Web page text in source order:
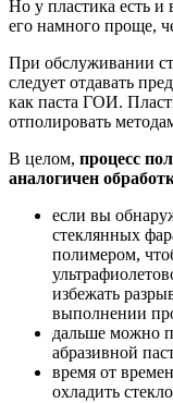
Но у пластика есть и
его намного проще,
При обслуживании
следует отдавать
как паста ГОИ.
отполировать
В целом, процесс
аналогичен
если вы
стеклянных
полимером,
избежать
выполнении
дальше можно
абразивной
время от
охладить